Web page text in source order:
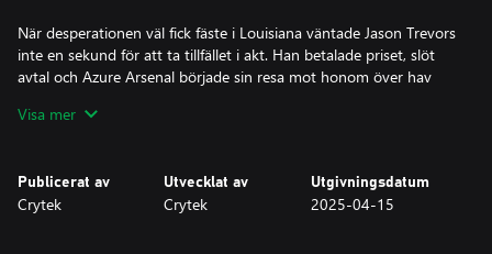
När desperationen väl fick fäste i Louisiana väntade Jason Trevors
inte en sekund för att ta tillfället i akt. Han betalade priset, slöt
avtal och Azure Arsenal började sin resa mot honom över hav
från Kina, som vart och ett anses ha stor kraft. Nu väntar de på
anspråk på dem.
Visa mer
Publicerat av
Crytek
Utvecklat av
Crytek
Utgivningsdatum
2025-04-15